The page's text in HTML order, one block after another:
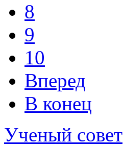
8
9
10
Вперед
В конец
Ученый совет